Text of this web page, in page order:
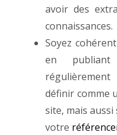
avoir des
connaissances.
Soyez
en
définir comme
site, mais
votre